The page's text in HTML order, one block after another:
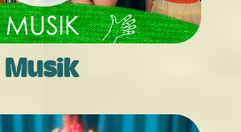
Musik